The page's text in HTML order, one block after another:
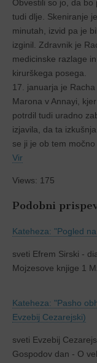
Obvestili so jo, da
tudi dlje. Skeniranje
minutah, izvid pa je
izginil. Zdravnik je
medicinske razlage
kirurškega posega.
17. januarja je
Marona v Annayi,
potrdil tudi uradno
izjavila, da ta
se ji je ob tem
Vir
Views: 175
Podobni
Kateheza: "Pogled
sveti Efrem Sirski -
Mojzesove knjige 1
Kateheza: "Pasho
Evzebij Cezarejski)
sveti Evzebij
Gospodov dan - O